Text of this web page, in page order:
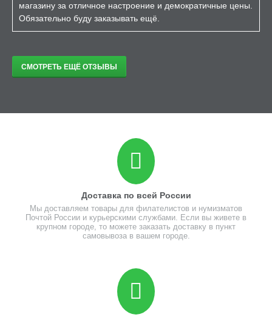
магазину за отличное настроение и демократичные цены.
Обязательно буду заказывать ещё.
СМОТРЕТЬ ЕЩЁ ОТЗЫВЫ
Доставка по всей России
Мы доставляем товары для филателистов и нумизматов
Почтой России и курьерскими службами. Если вы живете в
крупном городе, то можете заказать доставку в пункт
самовывоза в вашем городе.